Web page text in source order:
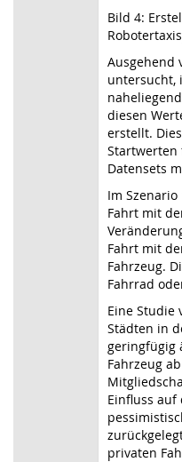
Bild 4:
Ausgehend
untersucht,
diesen
erstellt.
Startwerten
Datensets
Im
Fahrt mit
Fahrt mit
Fahrzeug.
Fahrrad
Eine Studie
Städten in
geringfügig
Fahrzeug
Einfluss
privaten